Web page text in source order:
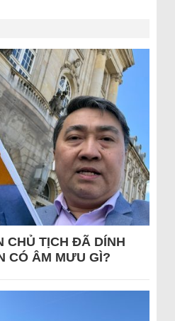
CHỦ TỊCH ĐÃ DÍNH
CÓ ÂM MƯU GÌ?